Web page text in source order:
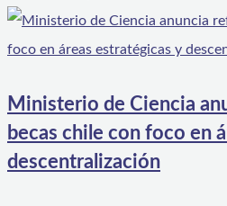
Ministerio de Ciencia
becas chile con foco en
descentralización